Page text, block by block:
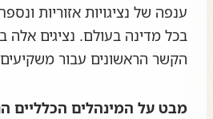
ענפה של נציגויות אזוריות
בכל מדינה בעולם. נציגים אלה
הקשר הראשונים עבור משקיעים
מבט על המינהלים הכלליים